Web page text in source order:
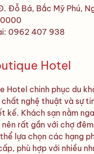
Đỗ Bá, Bắc Mỹ Phú,
0962 407 938
Hotel
Hotel chinh phục du
chất nghệ thuật và sự
kế. Khách sạn nằm
rất gần với chợ
lựa chọn các hạng
phù hợp với nhiều